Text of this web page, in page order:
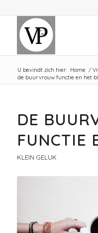
U bevindt zich hier: Home /
de buurvrouw functie en het
DE
FUNCTIE
KLEIN GELUK